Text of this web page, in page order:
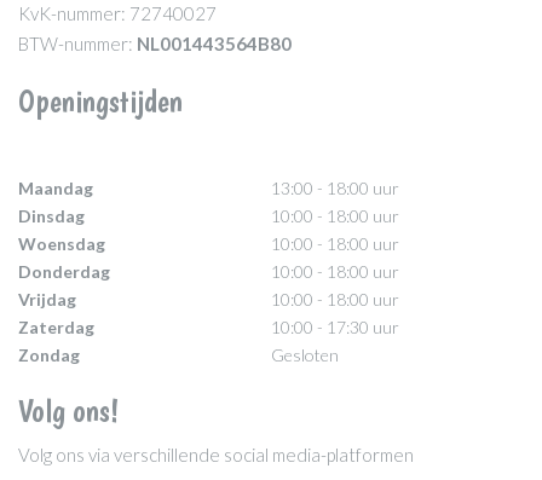
KvK-nummer: 72740027
BTW-nummer: NL001443564B80
Openingstijden
Maandag
13:00 - 18:00 uur
Dinsdag
10:00 - 18:00 uur
Woensdag
10:00 - 18:00 uur
Donderdag
10:00 - 18:00 uur
Vrijdag
10:00 - 18:00 uur
Zaterdag
10:00 - 17:30 uur
Zondag
Gesloten
Volg ons!
Volg ons via verschillende social media-platformen